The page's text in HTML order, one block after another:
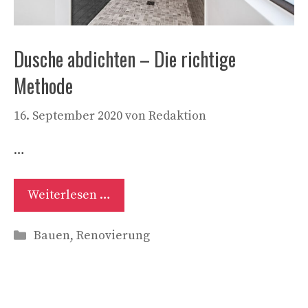
Dusche abdichten – Die richtige
Methode
16. September 2020vonRedaktion
…
Weiterlesen …
Kategorien
Bauen, Renovierung